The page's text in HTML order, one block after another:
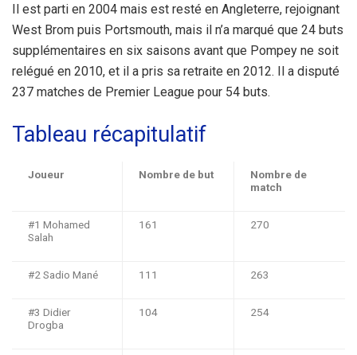
Il est parti en 2004 mais est resté en Angleterre, rejoignant
West Brom puis Portsmouth, mais il n’a marqué que 24 buts
supplémentaires en six saisons avant que Pompey ne soit
relégué en 2010, et il a pris sa retraite en 2012. Il a disputé
237 matches de Premier League pour 54 buts.
Tableau récapitulatif
Joueur Nombre de but
Nombre de
match
#1 Mohamed
Salah
161 270
#2 Sadio Mané 111 263
#3 Didier
Drogba
104 254